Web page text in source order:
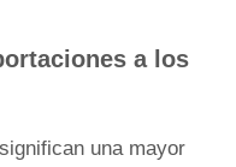
a los
una mayor